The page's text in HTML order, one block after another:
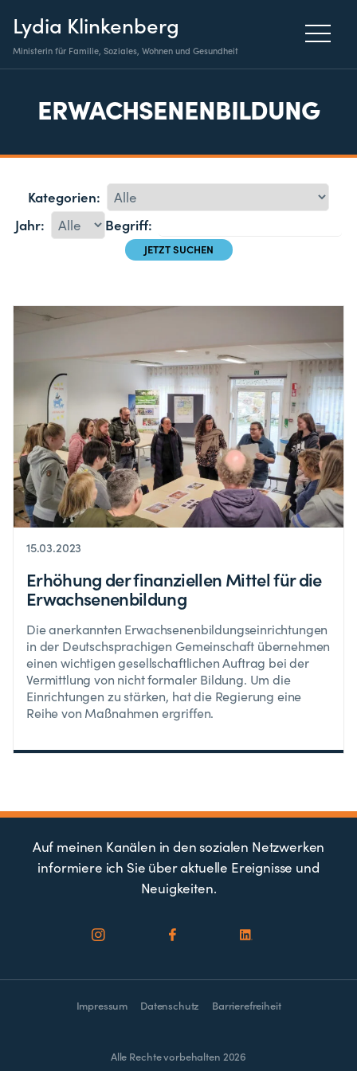
Lydia Klinkenberg
Ministerin für Familie, Soziales, Wohnen und Gesundheit
ERWACHSENENBILDUNG
Kategorien:
Jahr:
Begriff:
15.03.2023
Erhöhung der finanziellen Mittel für die
Erwachsenenbildung
Die anerkannten Erwachsenenbildungseinrichtungen
in der Deutschsprachigen Gemeinschaft übernehmen
einen wichtigen gesellschaftlichen Auftrag bei der
Vermittlung von nicht formaler Bildung. Um die
Einrichtungen zu stärken, hat die Regierung eine
Reihe von Maßnahmen ergriffen.
Auf meinen Kanälen in den sozialen Netzwerken
informiere ich Sie über aktuelle Ereignisse und
Neuigkeiten.
Impressum Datenschutz Barrierefreiheit
Alle Rechte vorbehalten 2026